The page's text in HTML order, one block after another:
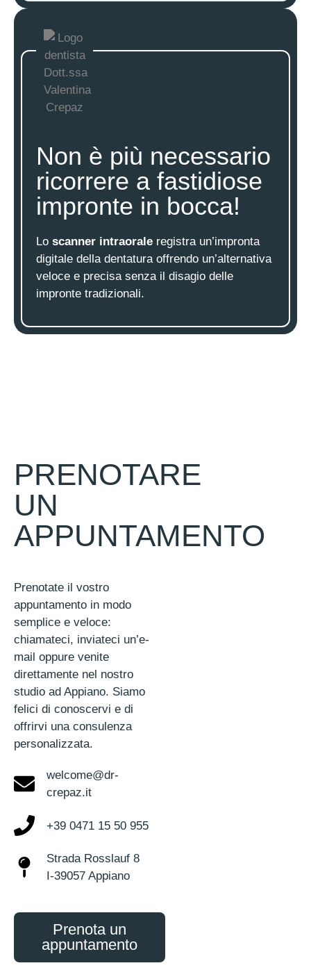
Non è più necessario
ricorrere a fastidiose
impronte in bocca!
Lo scanner intraorale registra un’impronta
digitale della dentatura offrendo un’alternativa
veloce e precisa senza il disagio delle
impronte tradizionali.
PRENOTARE
UN
APPUNTAMENTO
Prenotate il vostro
appuntamento in modo
semplice e veloce:
chiamateci, inviateci un’e-
mail oppure venite
direttamente nel nostro
studio ad Appiano. Siamo
felici di conoscervi e di
offrirvi una consulenza
personalizzata.
welcome@dr-
crepaz.it
+39 0471 15 50 955
Strada Rosslauf 8
I-39057 Appiano
Prenota un
appuntamento